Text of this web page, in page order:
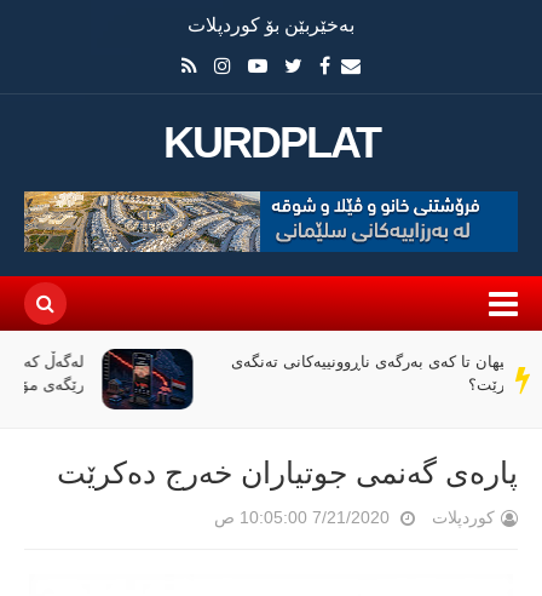
بەخێربێن بۆ کوردپلات
KURDPLAT
سەر
دێڕ
لەگەڵ کەمبوونەوەی داهاتی عێراق، ئاڵوگۆڕی پارە لە
پارەی گەنمی جوتیاران خەرج دەكرێت
کوردپلات 7/21/2020 10:05:00 ص